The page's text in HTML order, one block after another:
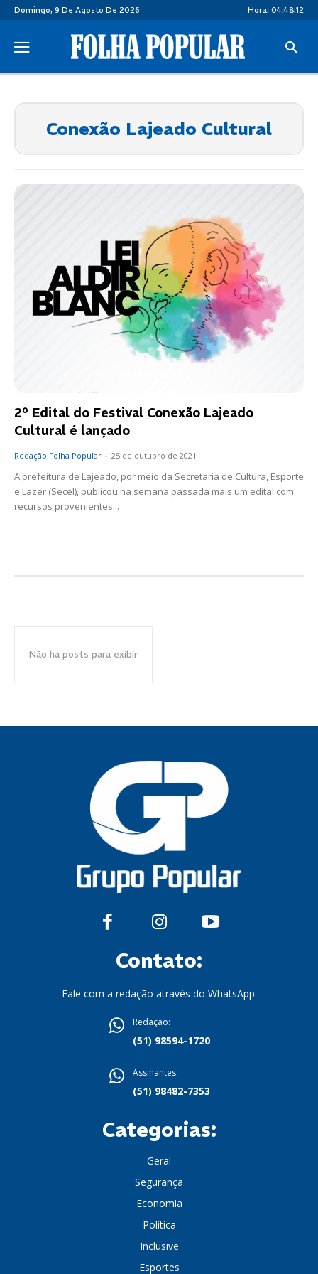
Domingo, 9 De Agosto De 2026 Hora: 04:48:12
Conexão Lajeado Cultural
2° Edital do Festival Conexão Lajeado
Cultural é lançado
Redação Folha Popular - 25 de outubro de 2021
A prefeitura de Lajeado, por meio da Secretaria de Cultura, Esporte
e Lazer (Secel), publicou na semana passada mais um edital com
recursos provenientes...
Não há posts para exibir
Contato:
Fale com a redação através do WhatsApp.
Redação:
(51) 98594-1720
Assinantes:
(51) 98482-7353
Categorias:
Geral
Segurança
Economia
Política
Inclusive
Esportes